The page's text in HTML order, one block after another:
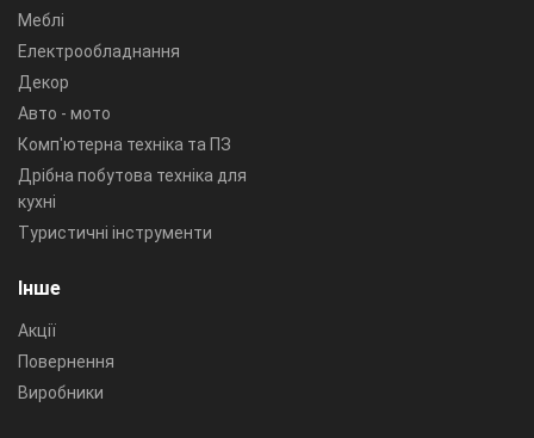
Меблі
Електрообладнання
Декор
Авто - мото
Комп'ютерна техніка та ПЗ
Дрібна побутова техніка для
кухні
Туристичні інструменти
Інше
Акції
Повернення
Виробники